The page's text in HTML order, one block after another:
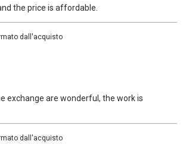
the price is affordable.
dall'acquisto
exchange are wonderful, the work is
dall'acquisto